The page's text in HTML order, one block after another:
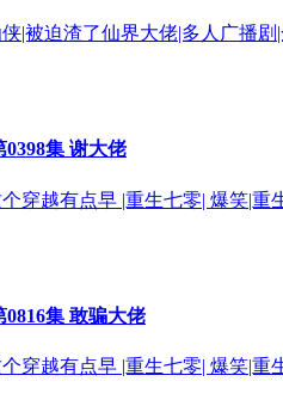
|被迫渣了仙界大佬|多人广播剧
集 谢大佬
穿越有点早 |重生七零| 爆笑|重
集 敢骗大佬
穿越有点早 |重生七零| 爆笑|重